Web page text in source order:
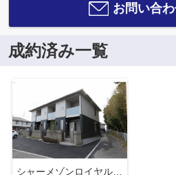
お問い合
成約済み一覧
シャーメゾンロイヤルヒルズⅣ